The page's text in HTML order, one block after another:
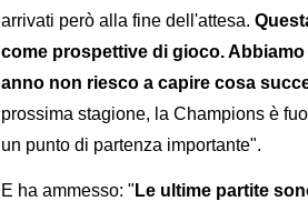
arrivati però alla fine dell'attesa.
come prospettive di gioco.
anno non riesco a capire cosa
prossima stagione, la Champions è
un punto di partenza importante".
E ha ammesso: " Le ultime partite